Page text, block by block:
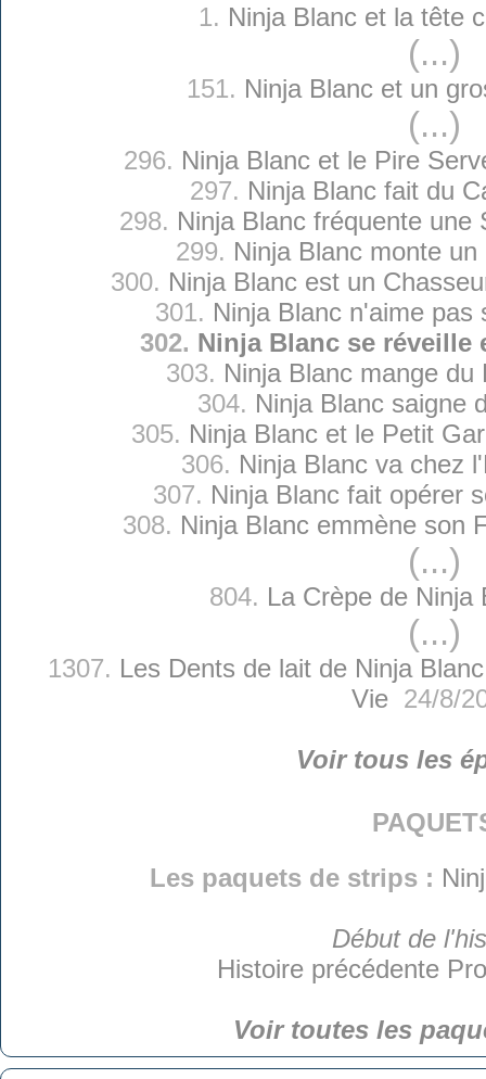
1. Ninja Blanc et la tête
(...)
151. Ninja Blanc et un
(...)
296. Ninja Blanc et le Pire
297. Ninja Blanc fait du
298. Ninja Blanc fréquente une
299. Ninja Blanc monte un
300. Ninja Blanc est un
301. Ninja Blanc n'aime pas
302. Ninja Blanc se réveille
303. Ninja Blanc mange du
304. Ninja Blanc saigne
305. Ninja Blanc et le Petit
306. Ninja Blanc va chez
307. Ninja Blanc fait opérer
308. Ninja Blanc emmène son
(...)
804. La Crèpe de Ninja
(...)
1307. Les Dents de lait de Ninja
Vie24/8/
Voir tous les
Les paquets de strips :
Début de
Histoire précédente
Voir toutes les